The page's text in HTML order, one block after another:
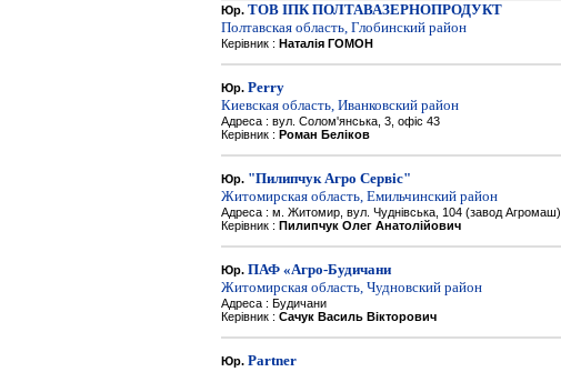
Юр. ТОВ ІПК ПОЛТАВАЗЕРНОПРОДУКТ
Полтавская область, Глобинский район
Керівник : Наталія ГОМОН
Юр. Perry
Киевская область, Иванковский район
Адреса : вул. Солом'янська, 3, офіс 43
Керівник : Роман Беліков
Юр. "Пилипчук Агро Сервіс"
Житомирская область, Емильчинский район
Адреса : м. Житомир, вул. Чуднівська, 104 (завод Агромаш)
Керівник : Пилипчук Олег Анатолійович
Юр. ПАФ «Агро-Будичани
Житомирская область, Чудновский район
Адреса : Будичани
Керівник : Сачук Василь Вікторович
Юр. Partner